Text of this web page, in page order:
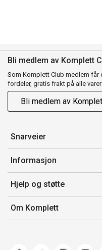
Bli medlem av Komplett
Som Komplett Club medlem
fordeler, gratis frakt på alle
Bli medlem av
Snarveier
Min side
Ordreoversikt
Flex
Komplett Club
Informasjon
Salgsbetingelser
Medlemsvilkår for Komplett
Merker/produsent
Hjelp og støtte
Kontakt oss
Kundeservice
Om Komplett